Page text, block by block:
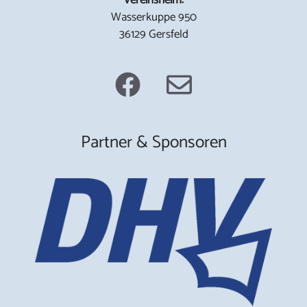
Wasserkuppe 950
36129 Gersfeld
Partner & Sponsoren